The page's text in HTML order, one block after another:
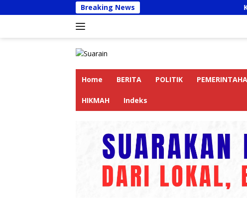
ke
Breaking News Kapolres
Home BERITA POLITIK
HIKMAH Indeks